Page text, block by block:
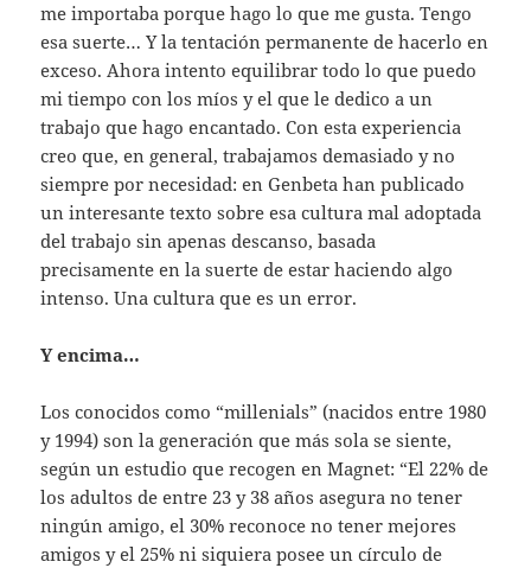
me importaba porque hago lo que me gusta. Tengo
esa suerte… Y la tentación permanente de hacerlo en
exceso. Ahora intento equilibrar todo lo que puedo
mi tiempo con los míos y el que le dedico a un
trabajo que hago encantado. Con esta experiencia
creo que, en general, trabajamos demasiado y no
siempre por necesidad: en Genbeta han publicado
un interesante texto sobre esa cultura mal adoptada
del trabajo sin apenas descanso, basada
precisamente en la suerte de estar haciendo algo
intenso. Una cultura que es un error.
Y encima…
Los conocidos como “millenials” (nacidos entre 1980
y 1994) son la generación que más sola se siente,
según un estudio que recogen en Magnet: “El 22% de
los adultos de entre 23 y 38 años asegura no tener
ningún amigo, el 30% reconoce no tener mejores
amigos y el 25% ni siquiera posee un círculo de